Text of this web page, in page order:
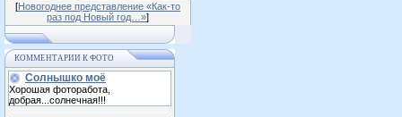
[Новогоднее представление «Как-то
раз под Новый год…»]
КОММЕНТАРИИ К ФОТО
Солнышко моё
Хорошая фоторабота,
добрая...солнечная!!!